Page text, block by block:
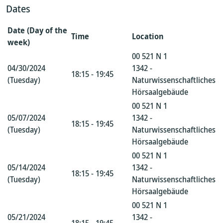
Dates
Date (Day of the
week)
Time Location
04/30/2024
(Tuesday)
18:15 - 19:45
00 521 N 1
1342 -
Naturwissenschaftliches
Hörsaalgebäude
05/07/2024
(Tuesday)
18:15 - 19:45
00 521 N 1
1342 -
Naturwissenschaftliches
Hörsaalgebäude
05/14/2024
(Tuesday)
18:15 - 19:45
00 521 N 1
1342 -
Naturwissenschaftliches
Hörsaalgebäude
05/21/2024
00 521 N 1
1342 -